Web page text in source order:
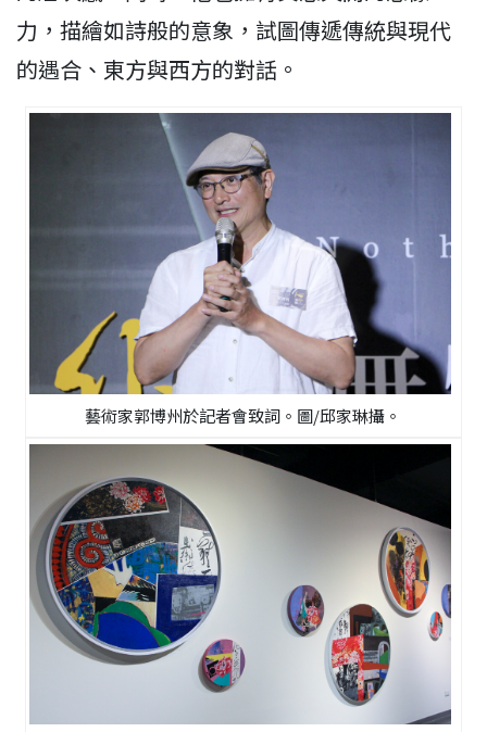
力，描繪如詩般的意象，試圖傳遞傳統與現代
的遇合、東方與西方的對話。
藝術家郭博州於記者會致詞。圖/邱家琳攝。